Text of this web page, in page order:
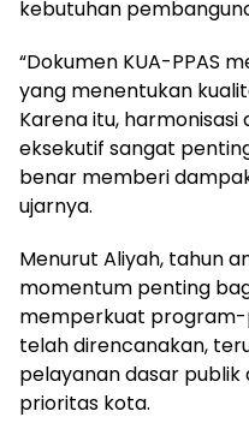
kebutuhan
“Dokumen KUA-PPAS
yang menentukan
Karena itu,
eksekutif sangat
benar memberi
ujarnya.
Menurut Aliyah, tahun
momentum penting
memperkuat
telah direncanakan,
pelayanan dasar
prioritas kota.